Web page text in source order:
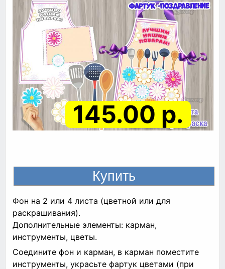
145.00 р.
Фон на 2 или 4 листа (цветной или для
раскрашивания).
Дополнительные элементы: карман,
инструменты, цветы.
Соедините фон и карман, в карман поместите
инструменты, украсьте фартук цветами (при